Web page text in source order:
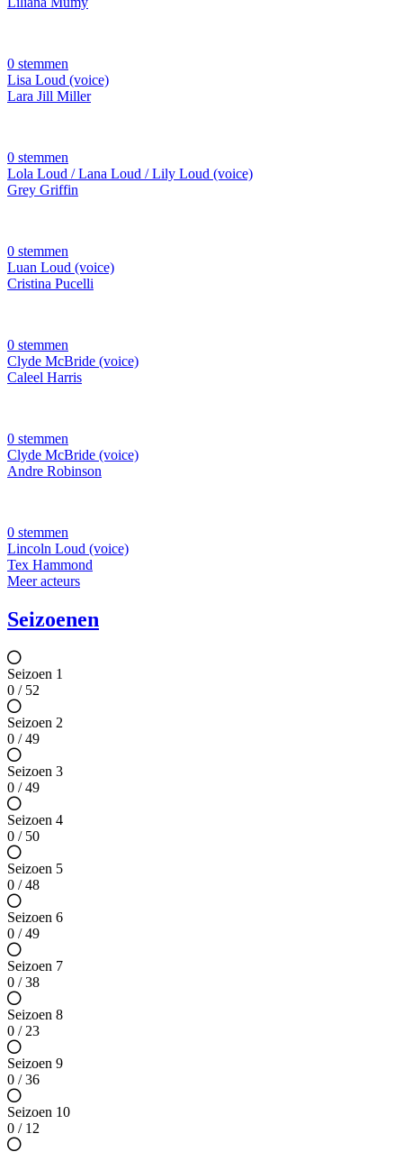
0 stemmen
Lisa Loud (voice)
Lara Jill Miller
0 stemmen
Lola Loud / Lana Loud / Lily Loud (voice)
Grey Griffin
0 stemmen
Luan Loud (voice)
Cristina Pucelli
0 stemmen
Clyde McBride (voice)
Caleel Harris
0 stemmen
Clyde McBride (voice)
Andre Robinson
0 stemmen
Lincoln Loud (voice)
Tex Hammond
Meer acteurs
Seizoenen
Seizoen 1
0 / 52
Seizoen 2
0 / 49
Seizoen 3
0 / 49
Seizoen 4
0 / 50
Seizoen 5
0 / 48
Seizoen 6
0 / 49
Seizoen 7
0 / 38
Seizoen 8
0 / 23
Seizoen 9
0 / 36
Seizoen 10
0 / 12